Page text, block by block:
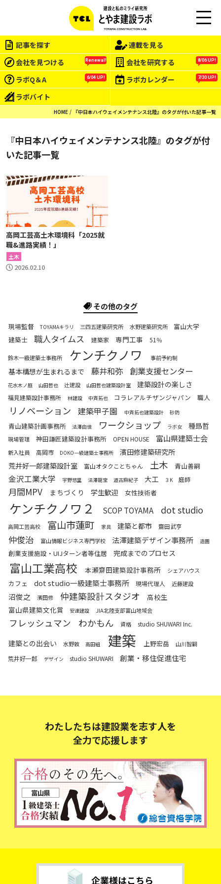
EN
記事を探す
連載を見る
会社を見つける
Renewal! 会社を研究する 8/06 UP!
ラボQ＆A 6/04 UP! ラボカレンダー 7/30 UP!
ラボバイト
HOME 『中日本ハイウェイメンテナンス北陸』のタグが付いた記事一覧
『中日本ハイウェイメンテナンス北陸』のタグが付
いた記事一覧
高岡工芸高土木環境科「2025就
職&進路実績！」
土木
2026.02.10
その他のタグ
現場監督 TOYAMAキラリ 三四五建築研究所 水野建築研究所
富山大学
建築士
職人タイムス 建築家 専門工事 51％
鈴木一級建築士事務所 ケンチクノワ 事前予約制
基本構想が生まれるまで 藤井和弥 創業支援センター
花水木ノ庭 山田哲也 辻建設 山田哲也建築設計室 建築設計の楽しさ
福見建築設計事務所 林建設 中斉拓也 コラレアルチザンジャパン 職人
リノベーション 建築甲子園 中斉拓也建築設計 砂防
青山建築計画事務所 法澤由佳 ワークショップ ラボ女 種昻哲
現場管理 神田謙匠建築設計事務所 OPEN HOUSE 富山県建築士会
新入社員 高岡市 DOKO一級建築士事務所
濱田修建築研究所
荒井好一郎建築設計室
富山オタクことちゃん 土木 青山善嗣
金沢工業大学 宇野悠里 法澤龍宝 道古麻紀子 大工 ３K 庭師
月間MPV まちづくり 学生歓迎 女性技術者
ケンチクノワ２ SCOP TOYAMA dot studio
高岡工芸高校 富山市蓮町 家具 建築と都市 齋田武亨
仲俊治 富山情報ビジネス専門学校 法澤建築デザイン事務所 造園
創業支援施設・UIJターン者等住居 完成までのプロセス
富山工業高校 本瀬齋田建築設計事務所 シェアハウス
カフェ dot studio一級建築士事務所 現場代理人 近藤建設
沼俊之 濱田修 仲建築設計スタジオ
高校生
富山県建築文化賞
安達建設 JIA北陸支部富山地域会
フレッシュマン わかもん 資格 studio SHUWARI Inc.
建築との出会い 水野敦 高田組 建築 上野宏岳 山川智嗣
荒井好一郎 デザイン studio SHUWARI 創業・移住促進住宅
わたしたちは建設業を志す人を
全力で応援します